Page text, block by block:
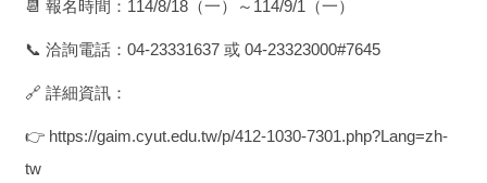
📆 報名時間：114/8/18（一）～114/9/1（一）
📞 洽詢電話：04-23331637 或 04-23323000#7645
🔗 詳細資訊：
👉 https://gaim.cyut.edu.tw/p/412-1030-7301.php?Lang=zh-
tw